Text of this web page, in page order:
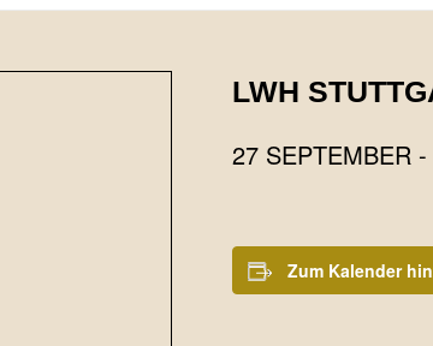
LWH
27 SEPTEMBER -
Zum Kalender